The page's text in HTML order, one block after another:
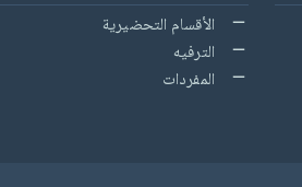
الأقسام التحضيرية
الترفيه
المفردات